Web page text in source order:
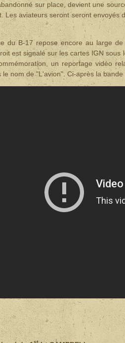
sur place, devient une
Les aviateurs seront seront envoyés
du B-17 repose encore au large
est signalé sur les cartes IGN
un reportage vidéo
le nom de "L'avion". Ci-après la